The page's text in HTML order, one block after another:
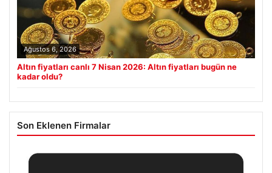
Ağustos 6, 2026
Altın fiyatları canlı 7 Nisan 2026: Altın fiyatları bugün ne
kadar oldu?
Son Eklenen Firmalar